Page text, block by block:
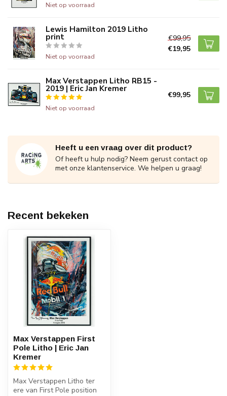
Niet op voorraad
Lewis Hamilton 2019 Litho
print
Niet op voorraad
€99,95
€19,95
Max Verstappen Litho RB15 -
2019 | Eric Jan Kremer
Niet op voorraad
€99,95
Heeft u een vraag over dit product?
Of heeft u hulp nodig? Neem gerust contact op
met onze klantenservice. We helpen u graag!
Recent bekeken
Max Verstappen First
Pole Litho | Eric Jan
Kremer
Max Verstappen Litho ter
ere van First Pole position